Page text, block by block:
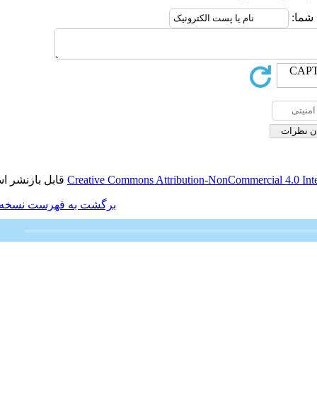
Creative Commonsقابل بازنشر است.
برگشت به فهرست نسخه ها